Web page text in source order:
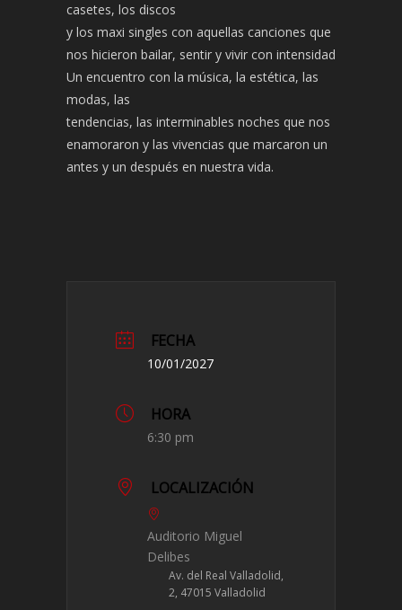
casetes, los discos
y los maxi singles con aquellas canciones que
nos hicieron bailar, sentir y vivir con intensidad
Un encuentro con la música, la estética, las
modas, las
tendencias, las interminables noches que nos
enamoraron y las vivencias que marcaron un
antes y un después en nuestra vida.
FECHA
10/01/2027
HORA
6:30 pm
LOCALIZACIÓN
Auditorio Miguel
Delibes
Av. del Real Valladolid,
2, 47015 Valladolid